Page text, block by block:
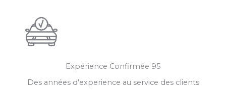
Expérience Confirmée​ 95
Des années d'experience au service des clients​